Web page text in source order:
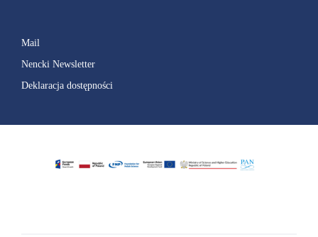
Mail
Nencki Newsletter
Deklaracja dostępności